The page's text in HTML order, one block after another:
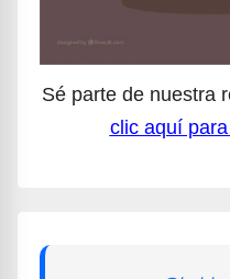
Sé parte de nuestra
clic aquí